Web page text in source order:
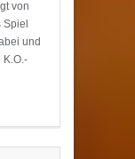
von
und
K.O.-